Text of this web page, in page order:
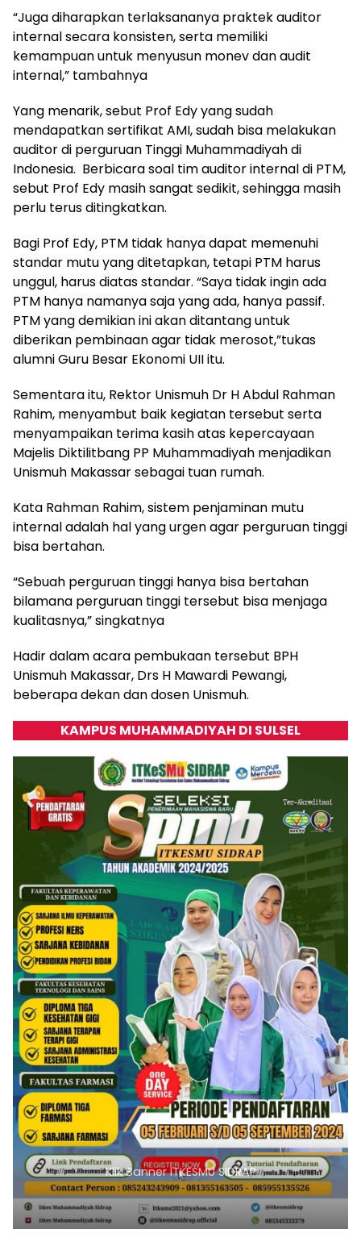
“Juga diharapkan terlaksananya praktek auditor
internal secara konsisten, serta memiliki
kemampuan untuk menyusun monev dan audit
internal,” tambahnya
Yang menarik, sebut Prof Edy yang sudah
mendapatkan sertifikat AMI, sudah bisa melakukan
auditor di perguruan Tinggi Muhammadiyah di
Indonesia. Berbicara soal tim auditor internal di PTM,
sebut Prof Edy masih sangat sedikit, sehingga masih
perlu terus ditingkatkan.
Bagi Prof Edy, PTM tidak hanya dapat memenuhi
standar mutu yang ditetapkan, tetapi PTM harus
unggul, harus diatas standar. “Saya tidak ingin ada
PTM hanya namanya saja yang ada, hanya passif.
PTM yang demikian ini akan ditantang untuk
diberikan pembinaan agar tidak merosot,”tukas
alumni Guru Besar Ekonomi UII itu.
Sementara itu, Rektor Unismuh Dr H Abdul Rahman
Rahim, menyambut baik kegiatan tersebut serta
menyampaikan terima kasih atas kepercayaan
Majelis Diktilitbang PP Muhammadiyah menjadikan
Unismuh Makassar sebagai tuan rumah.
Kata Rahman Rahim, sistem penjaminan mutu
internal adalah hal yang urgen agar perguruan tinggi
bisa bertahan.
“Sebuah perguruan tinggi hanya bisa bertahan
bilamana perguruan tinggi tersebut bisa menjaga
kualitasnya,” singkatnya
Hadir dalam acara pembukaan tersebut BPH
Unismuh Makassar, Drs H Mawardi Pewangi,
beberapa dekan dan dosen Unismuh.
KAMPUS MUHAMMADIYAH DI SULSEL
Klik Banner ITKESMU SIDRAP